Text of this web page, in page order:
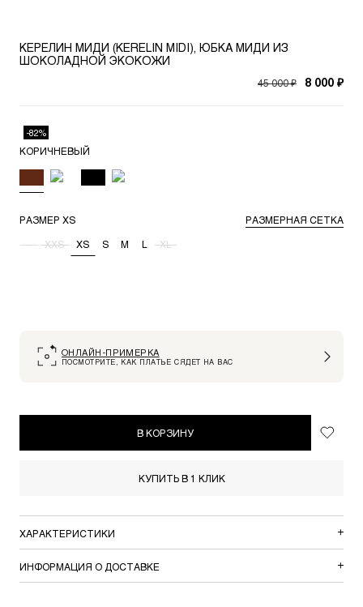
КЕРЕЛИН МИДИ (KERELIN MIDI), ЮБКА МИДИ ИЗ
ШОКОЛАДНОЙ ЭКОКОЖИ
8 000 ₽
45 000 ₽
-82%
КОРИЧНЕВЫЙ
ОНЛАЙН-ПРИМЕРКА
ПОСМОТРИТЕ, КАК ПЛАТЬЕ СЯДЕТ НА ВАС
В КОРЗИНУ
КУПИТЬ В 1 КЛИК
РАЗМЕР XS РАЗМЕРНАЯ СЕТКА
- XXS XS S M L XL
ХАРАКТЕРИСТИКИ
ИНФОРМАЦИЯ О ДОСТАВКЕ